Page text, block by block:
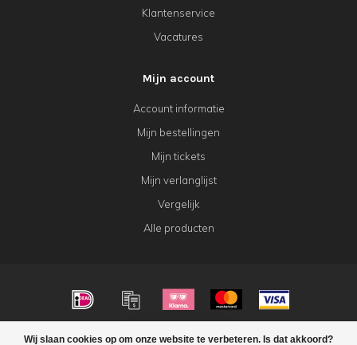
Wij slaan cookies op om onze website te verbeteren. Is dat akkoord?
Klantenservice
Vacatures
Mijn account
Account informatie
Mijn bestellingen
Mijn tickets
Mijn verlanglijst
Vergelijk
Alle producten
© Copyright 2026 KeK Horeca